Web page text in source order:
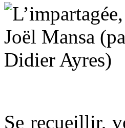
Se recueillir,